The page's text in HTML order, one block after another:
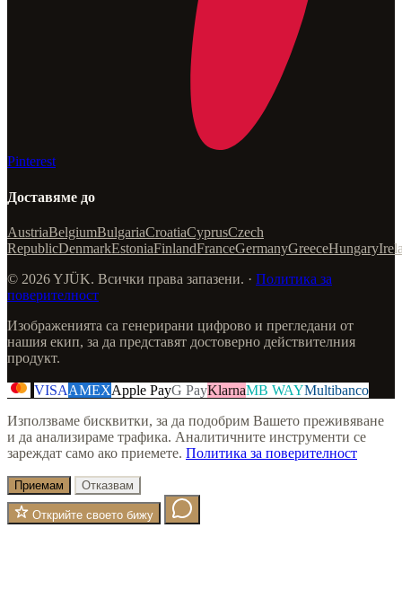
Pinterest
Доставяме до
AustriaBelgiumBulgariaCroatiaCyprusCzech
RepublicDenmarkEstoniaFinlandFranceGermanyGreeceHungary
© 2026 YJÜK. Всички права запазени. · Политика за
поверителност
Изображенията са генерирани цифрово и прегледани от
нашия екип, за да представят достоверно действителния
продукт.
VISAAMEXApple PayG PayKlarnaMB WAYMultibanco
Използваме бисквитки, за да подобрим Вашето преживяване
и да анализираме трафика. Аналитичните инструменти се
зареждат само ако приемете. Политика за поверителност
Приемам Отказвам
Открийте своето бижу